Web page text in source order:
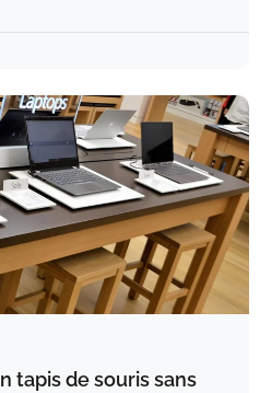
tapis de souris sans